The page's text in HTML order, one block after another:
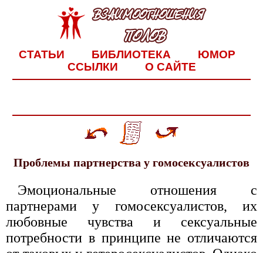
СТАТЬИ БИБЛИОТЕКА
ЮМОР
ССЫЛКИ
О САЙТЕ
Проблемы партнерства у гомосексуалистов
Эмоциональные отношения с
партнерами у гомосексуалистов, их
любовные чувства и сексуальные
потребности в принципе не отличаются